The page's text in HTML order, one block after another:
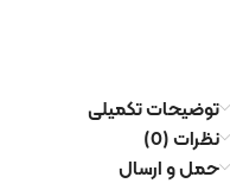
توضیحات تکمیلی
نظرات (0)
حمل و ارسال